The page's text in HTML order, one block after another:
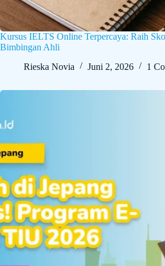
Kursus IELTS Online Terpercaya: Raih
Bimbingan Ahli
Rieska Novia
Juni 2, 2026 1